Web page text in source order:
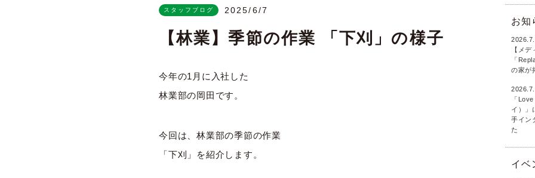
スタッフブログ 2025/6/7
【林業】季節の作業 「下刈」の様子
今年の1月に入社した
林業部の岡田です。
今回は、林業部の季節の作業
「下刈」を紹介します。
お知
【メ
「
の家が
「
イ）」
手イン
た
イベ